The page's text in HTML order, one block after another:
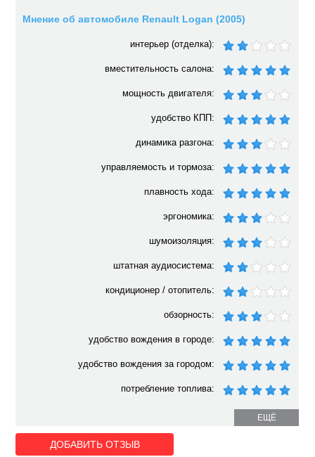
Мнение об автомобиле Renault Logan (2005)
интерьер (отделка):
вместительность салона:
мощность двигателя:
удобство КПП:
динамика разгона:
управляемость и тормоза:
плавность хода:
эргономика:
шумоизоляция:
штатная аудиосистема:
кондиционер / отопитель:
обзорность:
удобство вождения в городе:
удобство вождения за городом:
потребление топлива:
ЕЩЁ
ДОБАВИТЬ ОТЗЫВ